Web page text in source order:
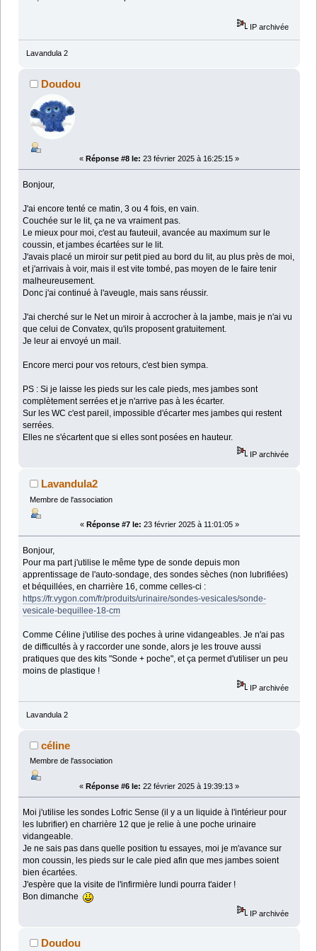
IP archivée
Lavandula 2
Doudou
« Réponse #8 le: 23 février 2025 à 16:25:15 »
Bonjour,
J'ai encore tenté ce matin, 3 ou 4 fois, en vain.
Couchée sur le lit, ça ne va vraiment pas.
Le mieux pour moi, c'est au fauteuil, avancée au maximum sur le
coussin, et jambes écartées sur le lit.
J'avais placé un miroir sur petit pied au bord du lit, au plus près de moi,
et j'arrivais à voir, mais il est vite tombé, pas moyen de le faire tenir
malheureusement.
Donc j'ai continué à l'aveugle, mais sans réussir.
J'ai cherché sur le Net un miroir à accrocher à la jambe, mais je n'ai vu
que celui de Convatex, qu'ils proposent gratuitement.
Je leur ai envoyé un mail.
Encore merci pour vos retours, c'est bien sympa.
PS : Si je laisse les pieds sur les cale pieds, mes jambes sont
complètement serrées et je n'arrive pas à les écarter.
Sur les WC c'est pareil, impossible d'écarter mes jambes qui restent
serrées.
Elles ne s'écartent que si elles sont posées en hauteur.
IP archivée
Lavandula2
Membre de l'association
« Réponse #7 le: 23 février 2025 à 11:01:05 »
Bonjour,
Pour ma part j'utilise le même type de sonde depuis mon
apprentissage de l'auto-sondage, des sondes sèches (non lubrifiées)
et béquillées, en charrière 16, comme celles-ci :
https://fr.vygon.com/fr/produits/urinaire/sondes-vesicales/sonde-
vesicale-bequillee-18-cm
Comme Céline j'utilise des poches à urine vidangeables. Je n'ai pas
de difficultés à y raccorder une sonde, alors je les trouve aussi
pratiques que des kits "Sonde + poche", et ça permet d'utiliser un peu
moins de plastique !
IP archivée
Lavandula 2
céline
Membre de l'association
« Réponse #6 le: 22 février 2025 à 19:39:13 »
Moi j'utilise les sondes Lofric Sense (il y a un liquide à l'intérieur pour
les lubrifier) en charrière 12 que je relie à une poche urinaire
vidangeable.
Je ne sais pas dans quelle position tu essayes, moi je m'avance sur
mon coussin, les pieds sur le cale pied afin que mes jambes soient
bien écartées.
J'espère que la visite de l'infirmière lundi pourra t'aider !
Bon dimanche
IP archivée
Doudou